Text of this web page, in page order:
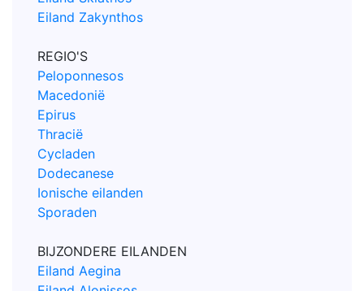
Eiland Zakynthos
REGIO'S
Peloponnesos
Macedonië
Epirus
Thracië
Cycladen
Dodecanese
Ionische eilanden
Sporaden
BIJZONDERE EILANDEN
Eiland Aegina